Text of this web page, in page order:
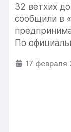
32 ветхих
сообщили в
По
17 февраля